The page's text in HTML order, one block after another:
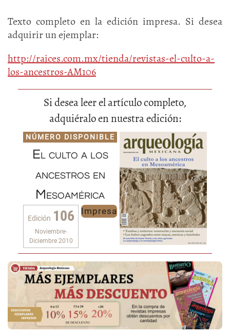
Texto completo en la edición impresa. Si desea
adquirir un ejemplar:
http://raices.com.mx/tienda/revistas-el-culto-a-
los-ancestros-AM106
Si desea leer el artículo completo,
adquiéralo en nuestra edición:
NÚMERO DISPONIBLE
El culto a los
ancestros en
Mesoamérica
Edición 106
Noviembre-
Diciembre 2010
Impresa